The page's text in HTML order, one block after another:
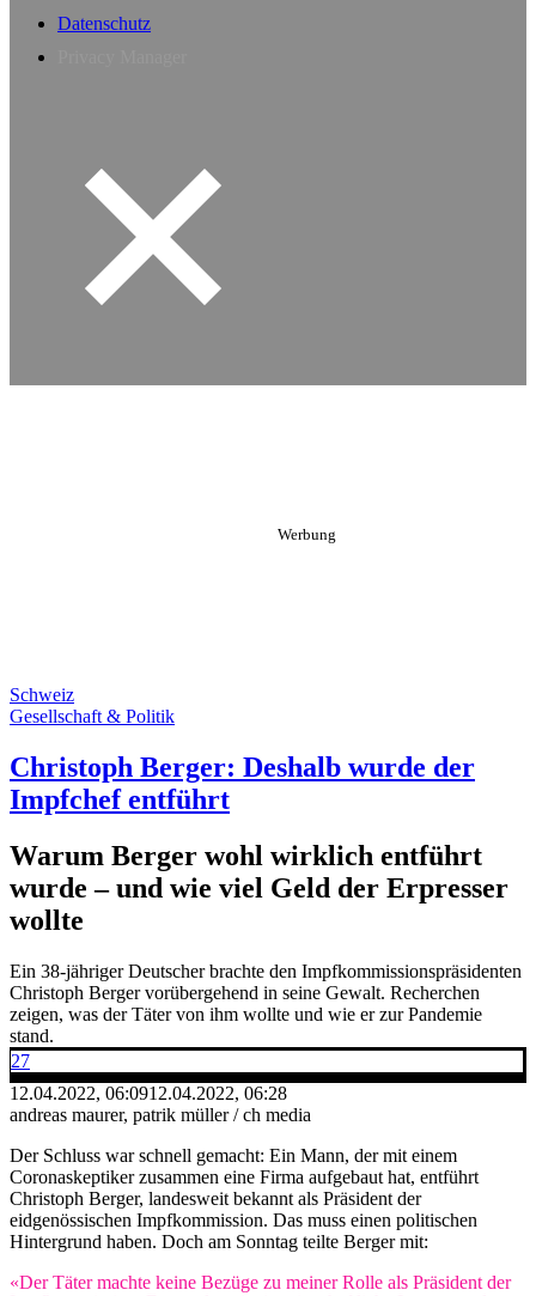
Datenschutz
Schweiz
Gesellschaft & Politik
Christoph Berger: Deshalb wurde der
Impfchef entführt
Warum Berger wohl wirklich entführt
wurde – und wie viel Geld der Erpresser
wollte
Ein 38-jähriger Deutscher brachte den Impfkommissionspräsidenten
Christoph Berger vorübergehend in seine Gewalt. Recherchen
zeigen, was der Täter von ihm wollte und wie er zur Pandemie
stand.
27
12.04.2022, 06:0912.04.2022, 06:28
andreas maurer, patrik müller / ch media
Der Schluss war schnell gemacht: Ein Mann, der mit einem
Coronaskeptiker zusammen eine Firma aufgebaut hat, entführt
Christoph Berger, landesweit bekannt als Präsident der
eidgenössischen Impfkommission. Das muss einen politischen
Hintergrund haben. Doch am Sonntag teilte Berger mit:
«Der Täter machte keine Bezüge zu meiner Rolle als Präsident der